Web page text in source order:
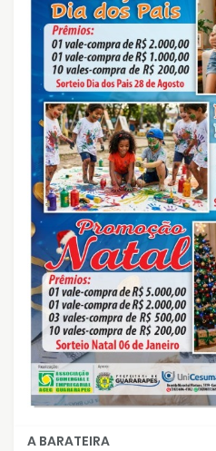
A BARATEIRA